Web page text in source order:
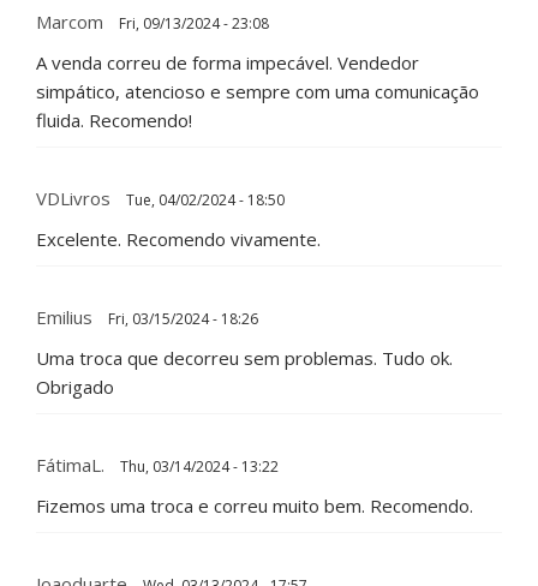
Marcom Fri, 09/13/2024 - 23:08
A venda correu de forma impecável. Vendedor
simpático, atencioso e sempre com uma comunicação
fluida. Recomendo!
VDLivros Tue, 04/02/2024 - 18:50
Excelente. Recomendo vivamente.
Emilius Fri, 03/15/2024 - 18:26
Uma troca que decorreu sem problemas. Tudo ok.
Obrigado
FátimaL. Thu, 03/14/2024 - 13:22
Fizemos uma troca e correu muito bem. Recomendo.